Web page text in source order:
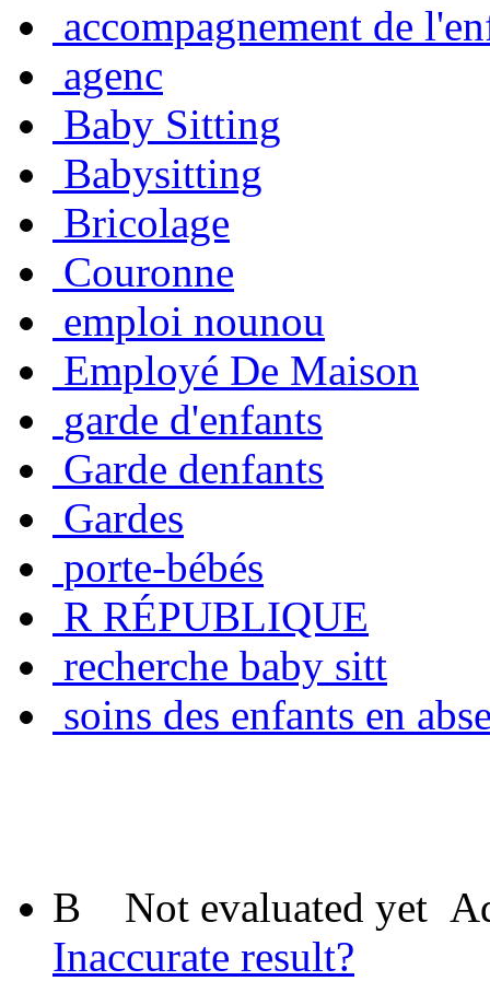
accompagnement de
agenc
Baby Sitting
Babysitting
Bricolage
Couronne
emploi nounou
Employé De Maison
garde d'enfants
Garde denfants
Gardes
porte-bébés
R RÉPUBLIQUE
recherche baby sitt
soins des enfants en
B Not evaluated yet
Inaccurate result?